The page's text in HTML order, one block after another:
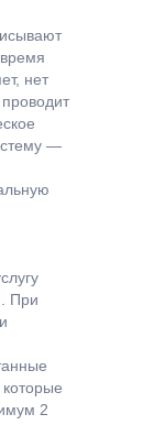
нет
—
При
2